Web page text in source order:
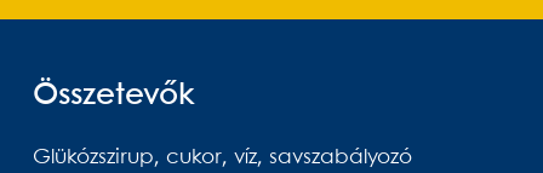
Összetevők
Glükózszirup, cukor, víz, savszabályozó